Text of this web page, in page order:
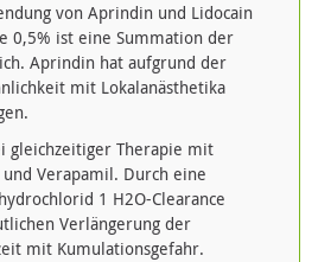
von Aprindin und Lidocain
0,5% ist eine Summation der
Aprindin hat aufgrund der
mit Lokalanästhetika
gleichzeitiger Therapie mit
Verapamil. Durch eine
1 H2O-Clearance
Verlängerung der
mit Kumulationsgefahr.